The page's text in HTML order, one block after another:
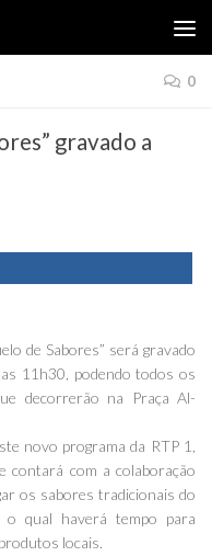
0
gravado a
de Sabores” será gravado
11h30, podendo todos os
decorrerão na Praça Al-
novo programa da RTP 1,
contará com a colaboração
os sabores tradicionais do
qual haverá tempo para
locais.